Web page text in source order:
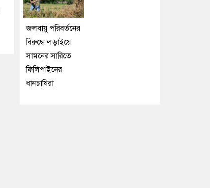
জলবায়ু পরিবর্তনের
বিরুদ্ধে লড়াইয়ে
সামনের সারিতে
ফিলিপাইনের
ধানচাষিরা